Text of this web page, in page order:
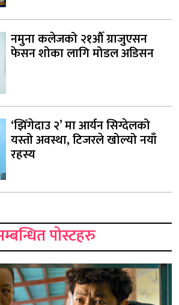
नमुना कलेजको २१औँ ग्राजुएसन
फेसन शोका लागि मोडल अडिसन
‘झिँगेदाउ २’ मा आर्यन सिग्देलको
यस्तो अवस्था, टिजरले खोल्यो नयाँ
रहस्य
पोस्टहरु